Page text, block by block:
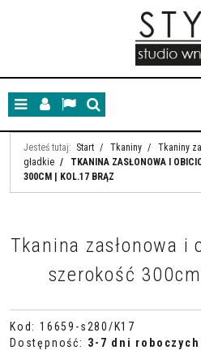
MenuPanelLangSzukaj
Jesteś tutaj: Start / Tkaniny / Tkaniny
gładkie /
TKANINA ZASŁONOWA I
300CM | KOL.17 BRĄZ
Tkanina zasłonowa i
szerokość
Kod : 16659-s280/K17
Dostępność: 3-7 dni roboczych